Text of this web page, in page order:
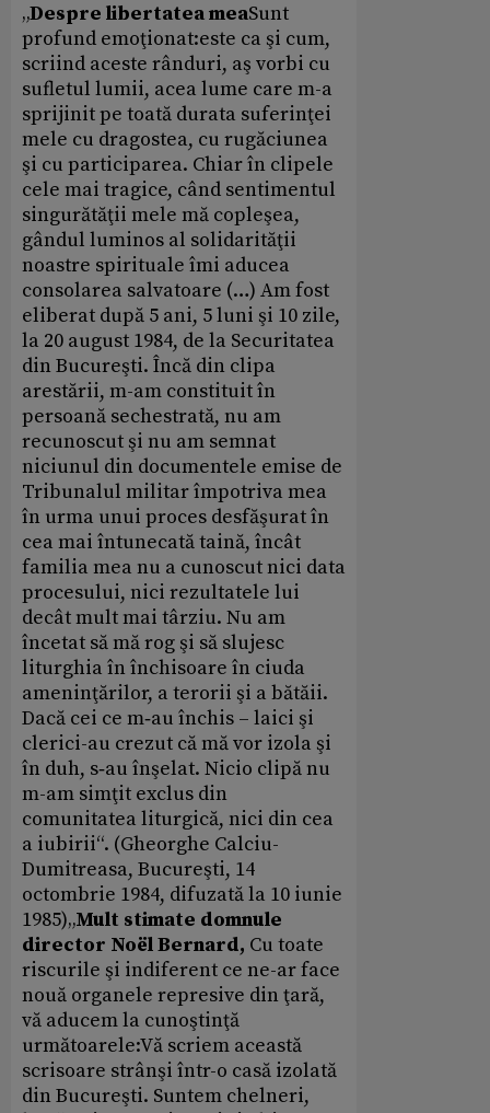
„Despre libertatea meaSunt
profund emoţionat:este ca şi cum,
scriind aceste rânduri, aş vorbi cu
sufletul lumii, acea lume care m-a
sprijinit pe toată durata suferinţei
mele cu dragostea, cu rugăciunea
şi cu participarea. Chiar în clipele
cele mai tragice, când sentimentul
singurătăţii mele mă copleşea,
gândul luminos al solidarităţii
noastre spirituale îmi aducea
consolarea salvatoare (…) Am fost
eliberat după 5 ani, 5 luni şi 10 zile,
la 20 august 1984, de la Securitatea
din Bucureşti. Încă din clipa
arestării, m-am constituit în
persoană sechestrată, nu am
recunoscut şi nu am semnat
niciunul din documentele emise de
Tribunalul militar împotriva mea
în urma unui proces desfăşurat în
cea mai întunecată taină, încât
familia mea nu a cunoscut nici data
procesului, nici rezultatele lui
decât mult mai târziu. Nu am
încetat să mă rog şi să slujesc
liturghia în închisoare în ciuda
ameninţărilor, a terorii şi a bătăii.
Dacă cei ce m‑au închis – laici şi
clerici-au crezut că mă vor izola şi
în duh, s‑au înşelat. Nicio clipă nu
m-am simţit exclus din
comunitatea liturgică, nici din cea
a iubirii“. (Gheorghe Calciu-
Dumitreasa, Bucureşti, 14
octombrie 1984, difuzată la 10 iunie
1985)„Mult stimate domnule
director Noël Bernard, Cu toate
riscurile şi indiferent ce ne-ar face
nouă organele represive din ţară,
vă aducem la cunoştinţă
următoarele:Vă scriem această
scrisoare strânşi într-o casă izolată
din Bucureşti. Suntem chelneri,